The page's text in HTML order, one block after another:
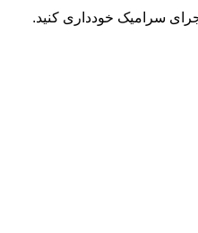
سرامیک خودداری کنید.